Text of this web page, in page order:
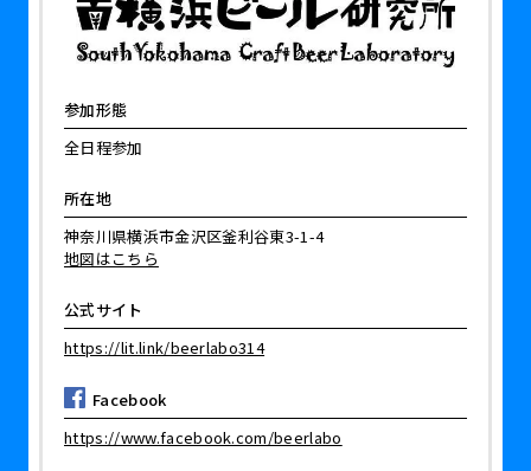
参加形態
全日程参加
所在地
神奈川県横浜市金沢区釜利谷東3-1-4
地図はこちら
公式サイト
https://lit.link/beerlabo314
Facebook
https://www.facebook.com/beerlabo